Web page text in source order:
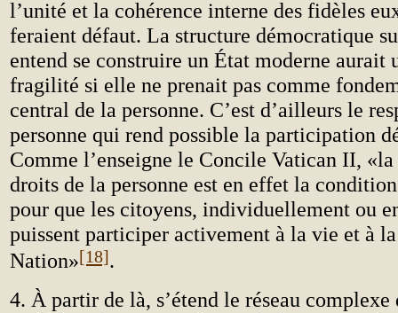
l’unité et la cohérence interne des fidèles
feraient défaut. La structure démocratique
entend se construire un État moderne aurait
fragilité si elle ne prenait pas comme
central de la personne. C’est d’ailleurs le
personne qui rend possible la participation
Comme l’enseigne le Concile Vatican II, «la
droits de la personne est en effet la
pour que les citoyens, individuellement ou
puissent participer activement à la vie et à
Nation»[18].
4. À partir de là, s’étend le réseau complexe